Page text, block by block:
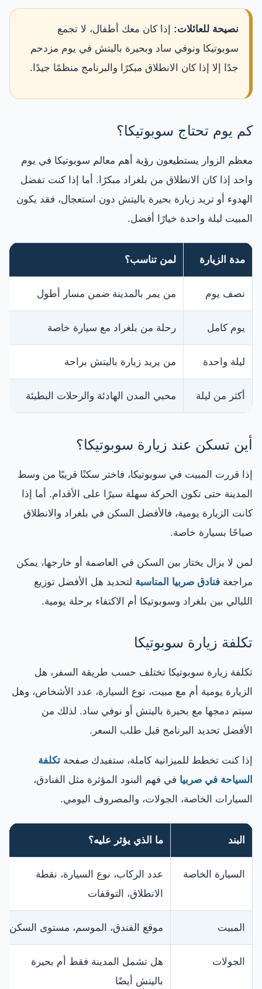
نصيحة للعائلات: إذا كان معك أطفال، لا تجمع
سوبوتيكا ونوفي ساد وبحيرة باليتش في يوم مزدحم
جدًا إلا إذا كان الانطلاق مبكرًا والبرنامج منظمًا جيدًا.
كم يوم تحتاج سوبوتيكا؟
معظم الزوار يستطيعون رؤية أهم معالم سوبوتيكا في يوم
واحد إذا كان الانطلاق من بلغراد مبكرًا. أما إذا كنت تفضل
الهدوء أو تريد زيارة بحيرة باليتش دون استعجال، فقد يكون
المبيت ليلة واحدة خيارًا أفضل.
مدة الزيارة لمن تناسب؟
نصف يوم من يمر بالمدينة ضمن مسار أطول
يوم كامل رحلة من بلغراد مع سيارة خاصة
ليلة واحدة من يريد زيارة باليتش براحة
أكثر من ليلة محبي المدن الهادئة والرحلات البطيئة
أين تسكن عند زيارة سوبوتيكا؟
إذا قررت المبيت في سوبوتيكا، فاختر سكنًا قريبًا من وسط
المدينة حتى تكون الحركة سهلة سيرًا على الأقدام. أما إذا
كانت الزيارة يومية، فالأفضل السكن في بلغراد والانطلاق
صباحًا بسيارة خاصة.
لمن لا يزال يختار بين السكن في العاصمة أو خارجها، يمكن
مراجعة فنادق صربيا المناسبة لتحديد هل الأفضل توزيع
الليالي بين بلغراد وسوبوتيكا أم الاكتفاء برحلة يومية.
تكلفة زيارة سوبوتيكا
تكلفة زيارة سوبوتيكا تختلف حسب طريقة السفر، هل
الزيارة يومية أم مع مبيت، نوع السيارة، عدد الأشخاص، وهل
سيتم دمجها مع بحيرة باليتش أو نوفي ساد. لذلك من
الأفضل تحديد البرنامج قبل طلب السعر.
إذا كنت تخطط للميزانية كاملة، ستفيدك صفحة تكلفة
السياحة في صربيا في فهم البنود المؤثرة مثل الفنادق،
السيارات الخاصة، الجولات، والمصروف اليومي.
البند ما الذي يؤثر عليه؟
السيارة الخاصة
عدد الركاب، نوع السيارة، نقطة
الانطلاق، التوقفات
المبيت موقع الفندق، الموسم، مستوى السكن
الجولات
هل تشمل المدينة فقط أم بحيرة
باليتش أيضًا